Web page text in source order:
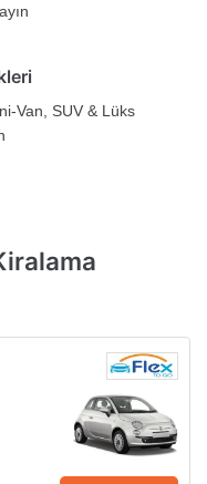
Van, SUV & Lüks